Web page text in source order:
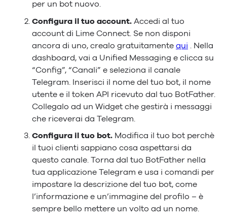
per un bot nuovo.
Configura il tuo account.Accedi al tuo
account di Lime Connect. Se non disponi
ancora di uno, crealo gratuitamentequi . Nella
dashboard, vai a Unified Messaging e clicca su
“Config”, “Canali” e seleziona il canale
Telegram. Inserisci il nome del tuo bot, il nome
utente e il token API ricevuto dal tuo BotFather.
Collegalo ad un Widget che gestirà i messaggi
che riceverai da Telegram.
Configura il tuo bot. Modifica il tuo bot perchè
il tuoi clienti sappiano cosa aspettarsi da
questo canale. Torna dal tuo BotFather nella
tua applicazione Telegram e usa i comandi per
impostare la descrizione del tuo bot, come
l’informazione e un’immagine del profilo – è
sempre bello mettere un volto ad un nome.